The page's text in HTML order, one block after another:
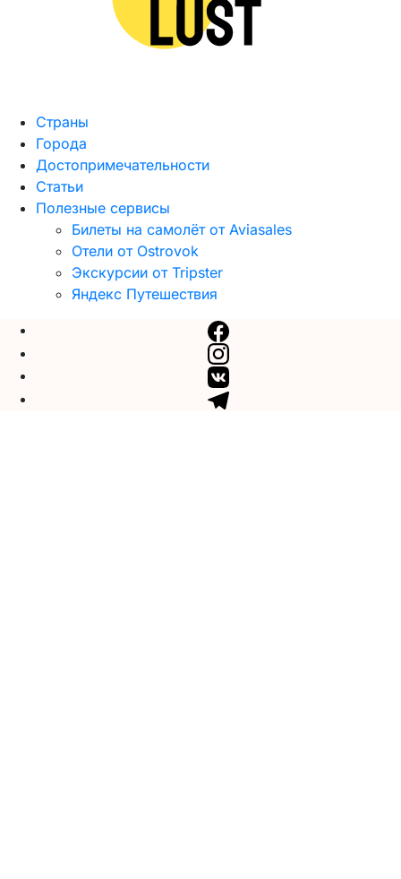
Страны
Города
Достопримечательности
Статьи
Полезные сервисы
Билеты на самолёт от Aviasales
Отели от Ostrovok
Экскурсии от Tripster
Яндекс Путешествия